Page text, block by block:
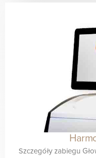
Szczegóły zabiegu